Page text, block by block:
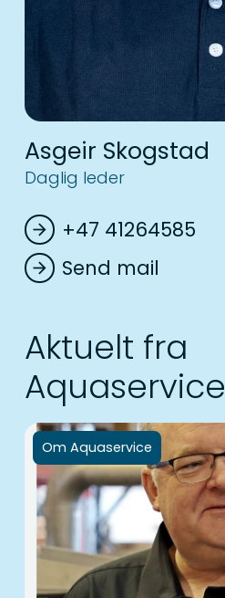
Asgeir Skogstad
Daglig leder
arrow_forward +47 41264585
arrow_forward Send mail
Aktuelt fra
Aquaservice
Om Aquaservice